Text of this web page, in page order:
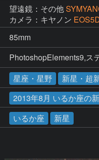
望遠鏡：その他
カメラ：キヤノン
85mm
PhotoshopElements9,ス
星座・星野
新星・超
2013年8月 いるか座の
いるか座 新星